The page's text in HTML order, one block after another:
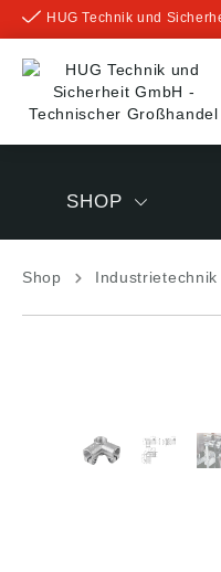
springen
HUG Technik und
SHOP
Shop Industrietechnik